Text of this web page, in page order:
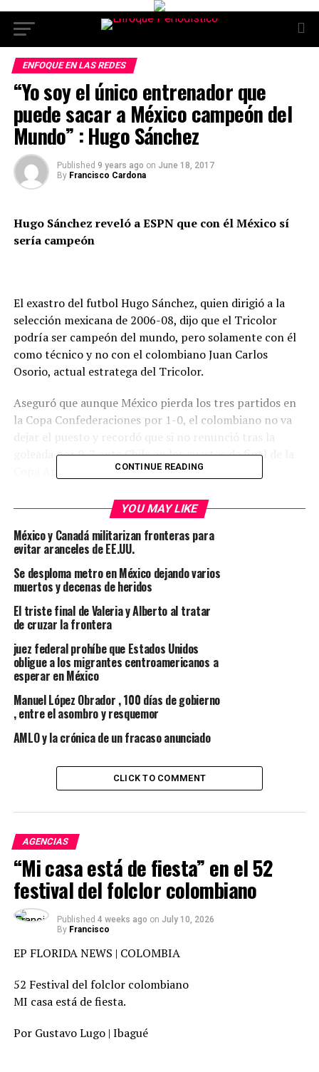
ENFOQUE EN LAS REDES
“Yo soy el único entrenador que
puede sacar a México campeón del
Mundo” : Hugo Sánchez
Published 9 years ago on June 18, 2017
By Francisco Cardona
Hugo Sánchez reveló a ESPN que con él México sí
sería campeón
El exastro del futbol Hugo Sánchez, quien dirigió a la
selección mexicana de 2006-08, dijo que el Tricolor
podría ser campeón del mundo, pero solamente con él
como técnico y no con el colombiano Juan Carlos
Osorio, actual estratega del Tricolor.
Aseguró que aunque México pierda los tres partidos en
la Copa Confederaciones por 1-0, el colombiano no va
dejar el puesto y recordó que si no renunció tras la
goleada por 0-7 ante Chile en los cuartos de final de la
Copa América Centenario, menos lo hará ahora.
“(¿México no podría ser campeón del mundo?)”,
cuestionaron a Sánchez en un programa en la cadena
ESPN, en la que participa como analista, y respondió:
“Conmigo como entrenador sí, con Osorio no”.
Luego le preguntaron si México sería finalista en la
Copa Confederaciones que iniciará el próximo sábado en
Rusia.
“Por los jugadores podrían ser finalistas, pero por el
técnico no, no estudia bien a los rivales y no plantea
bien los juegos”, apuntó.
El Pentapichichi descartó que Osorio vaya ordenar al
Tricolor jugarle al tú a tú a Portugal, el domingo en su
primer partido, porque “podría perder 7-0” como
“Hugol” cuestionó que pasará si Osorio pierde los tres
partidos de la Confederaciones ante Portugal, Nueva
Zelanda y Rusia, todos por 1-0.
“Él (Osorio) no se va a ir, si no lo echan no se va (…), si
no se fue cuando perdió 7-0, menos si pierde los tres
partidos en la Confederaciones”, finalizó Sánchez.
RELATED TOPICS: HUGO SÁNCHEZ MÉXICO
UP NEXT
CONTINUE READING
YOU MAY LIKE
México y Canadá militarizan fronteras para
evitar aranceles de EE.UU.
Se desploma metro en México dejando varios
muertos y decenas de heridos
El triste final de Valeria y Alberto al tratar
de cruzar la frontera
juez federal prohíbe que Estados Unidos
obligue a los migrantes centroamericanos a
esperar en México
Manuel López Obrador , 100 días de gobierno
, entre el asombro y resquemor
AMLO y la crónica de un fracaso anunciado
CLICK TO COMMENT
AGENCIAS
“Mi casa está de fiesta” en el 52
festival del folclor colombiano
Published 4 weeks ago on July 10, 2026
By Francisco
EP FLORIDA NEWS | COLOMBIA
52 Festival del folclor colombiano
MI casa está de fiesta.
Por Gustavo Lugo | Ibagué